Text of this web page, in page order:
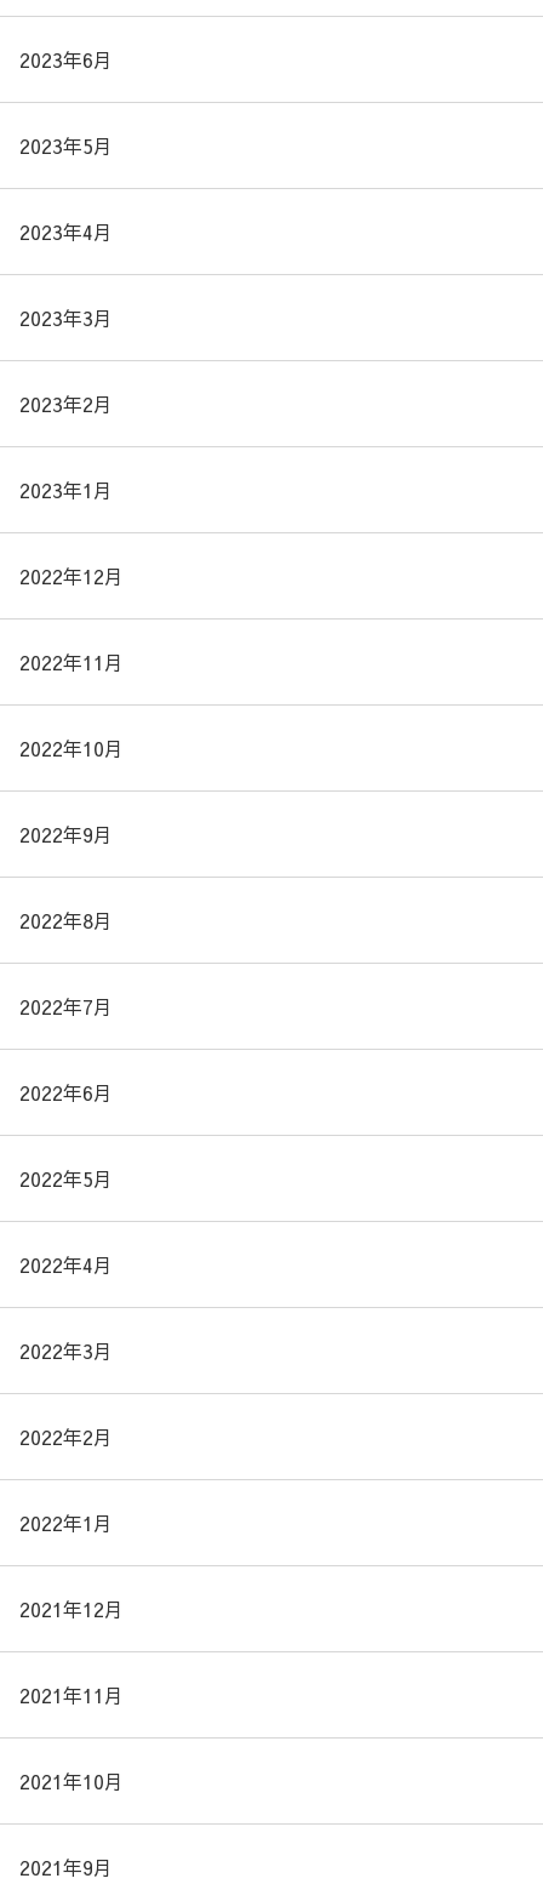
2023年6月
2023年5月
2023年4月
2023年3月
2023年2月
2023年1月
2022年12月
2022年11月
2022年10月
2022年9月
2022年8月
2022年7月
2022年6月
2022年5月
2022年4月
2022年3月
2022年2月
2022年1月
2021年12月
2021年11月
2021年10月
2021年9月